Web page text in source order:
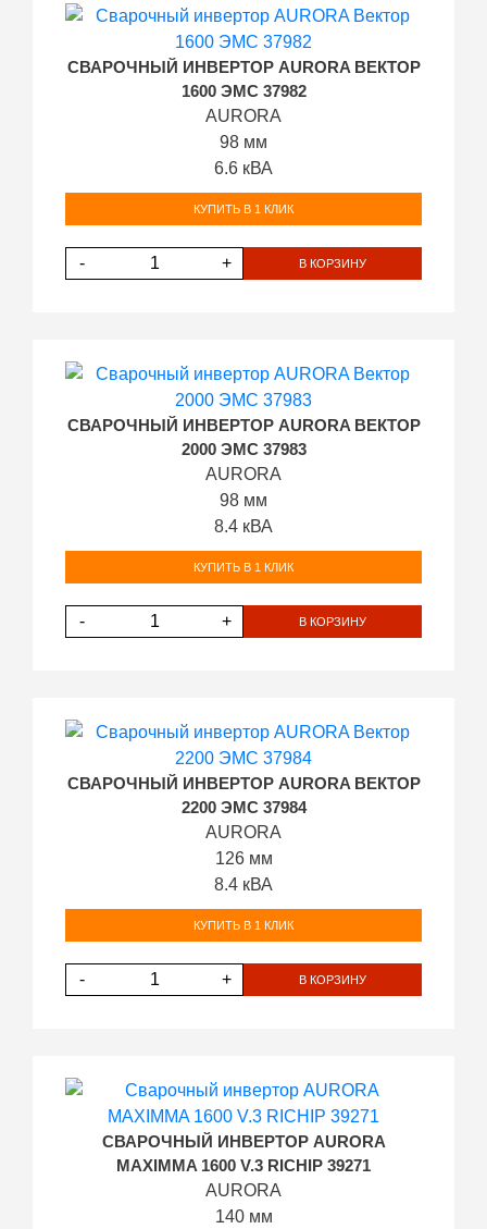
СВАРОЧНЫЙ ИНВЕРТОР AURORA ВЕКТОР
1600 ЭМС 37982
AURORA
98 мм
6.6 кВА
КУПИТЬ В 1 КЛИК
- + В КОРЗИНУ
СВАРОЧНЫЙ ИНВЕРТОР AURORA ВЕКТОР
2000 ЭМС 37983
AURORA
98 мм
8.4 кВА
КУПИТЬ В 1 КЛИК
- + В КОРЗИНУ
СВАРОЧНЫЙ ИНВЕРТОР AURORA ВЕКТОР
2200 ЭМС 37984
AURORA
126 мм
8.4 кВА
КУПИТЬ В 1 КЛИК
- + В КОРЗИНУ
СВАРОЧНЫЙ ИНВЕРТОР AURORA
MAXIMMA 1600 V.3 RICHIP 39271
AURORA
140 мм